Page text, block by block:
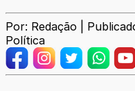
Por: Redação |
Política